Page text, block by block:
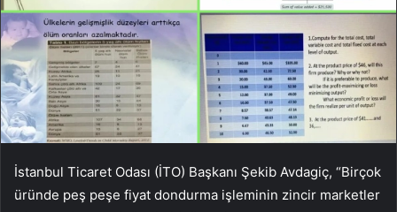
İstanbul Ticaret Odası (İTO) Başkanı Şekib Avdagiç, “Birçok
üründe peş peşe fiyat dondurma işleminin zincir marketler